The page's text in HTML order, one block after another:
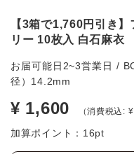
【3箱で1,760円引き
リー 10枚入 白石麻衣
お届可能日2~3営業日 /
径）14.2mm
¥ 1,600 （消費税込:
加算ポイント： 16pt